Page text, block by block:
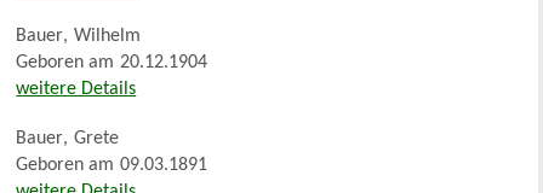
Bauer, Wilhelm
Geboren am 20.12.1904
weitere Details
Bauer, Grete
Geboren am 09.03.1891